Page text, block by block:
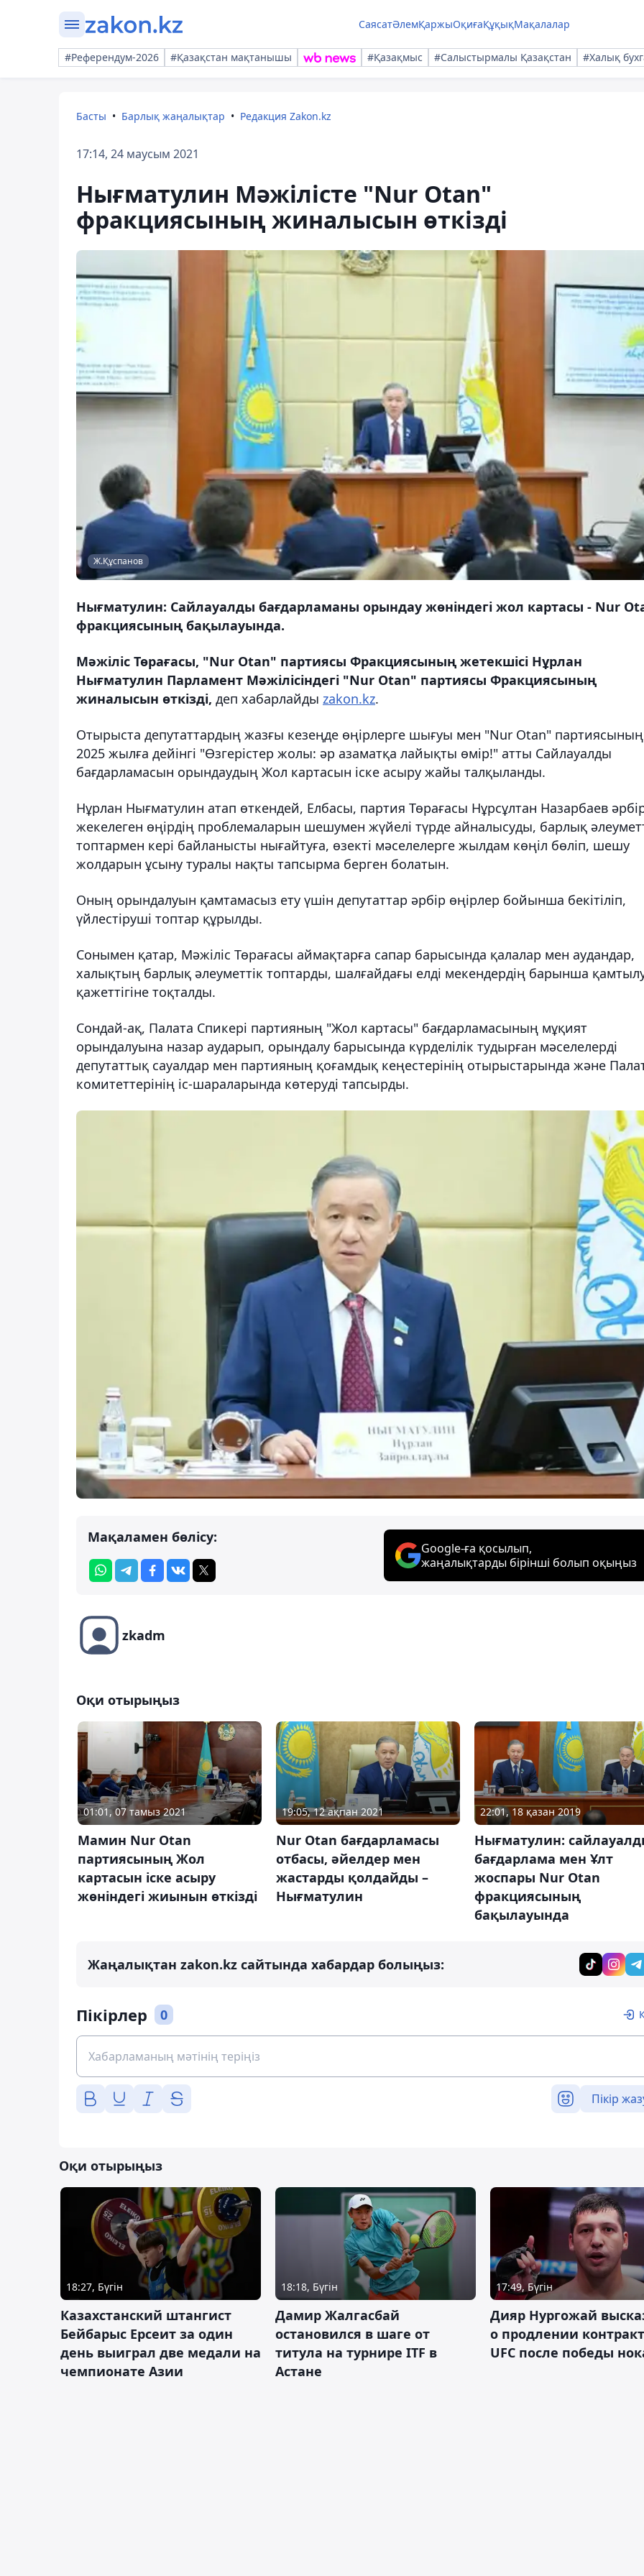
СаясатӘлемҚаржыОқиғаҚұқықМақалалар
#Референдум-2026 #Қазақстан мақтанышы #Қазақмыс #Салыстырмалы Қазақстан #Халық
Басты Барлық жаңалықтар Редакция Zakon.kz
17:14, 24 маусым 2021
Нығматулин Мәжілісте "Nur Otan"
фракциясының жиналысын өткізді
Ж.Құспанов
Нығматулин: Сайлауалды бағдарламаны орындау жөніндегі жол картасы - Nur
фракциясының бақылауында.
Мәжіліс Төрағасы, "Nur Otan" партиясы Фракциясының жетекшісі Нұрлан
Нығматулин Парламент Мәжілісіндегі "Nur Otan" партиясы Фракциясының
жиналысын өткізді, деп хабарлайды zakon.kz.
Отырыста депутаттардың жазғы кезеңде өңірлерге шығуы мен "Nur Otan" партиясының
2025 жылға дейінгі "Өзгерістер жолы: әр азаматқа лайықты өмір!" атты Сайлауалды
бағдарламасын орындаудың Жол картасын іске асыру жайы талқыланды.
Нұрлан Нығматулин атап өткендей, Елбасы, партия Төрағасы Нұрсұлтан Назарбаев
жекелеген өңірдің проблемаларын шешумен жүйелі түрде айналысуды, барлық
топтармен кері байланысты нығайтуға, өзекті мәселелерге жылдам көңіл бөліп, шешу
жолдарын ұсыну туралы нақты тапсырма берген болатын.
Оның орындалуын қамтамасыз ету үшін депутаттар әрбір өңірлер бойынша бекітіліп,
үйлестіруші топтар құрылды.
Сонымен қатар, Мәжіліс Төрағасы аймақтарға сапар барысында қалалар мен аудандар,
халықтың барлық әлеуметтік топтарды, шалғайдағы елді мекендердің барынша
қажеттігіне тоқталды.
Сондай-ақ, Палата Спикері партияның "Жол картасы" бағдарламасының мұқият
орындалуына назар аударып, орындалу барысында күрделілік тудырған мәселелерді
депутаттық сауалдар мен партияның қоғамдық кеңестерінің отырыстарында және
комитеттерінің іс-шараларында көтеруді тапсырды.
Мақаламен бөлісу:
Google-ға қосылып,
жаңалықтарды бірінші болып оқыңыз
zkadm
Оқи отырыңыз
01:01, 07 тамыз 2021
Мамин Nur Otan
партиясының Жол
картасын іске асыру
жөніндегі жиынын өткізді
19:05, 12 ақпан 2021
Nur Otan бағдарламасы
отбасы, әйелдер мен
жастарды қолдайды –
Нығматулин
22:01, 18 қазан 2019
Нығматулин:
бағдарлама мен Ұлт
жоспары Nur Otan
фракциясының
бақылауында
Жаңалықтан zakon.kz сайтында хабардар болыңыз:
Пікірлер 0
Пікір
Оқи отырыңыз
18:27, Бүгін
Казахстанский штангист
Бейбарыс Ерсеит за один
день выиграл две медали на
чемпионате Азии
18:18, Бүгін
Дамир Жалгасбай
остановился в шаге от
титула на турнире ITF в
Астане
17:49, Бүгін
Дияр Нургожай
о продлении
UFC после победы